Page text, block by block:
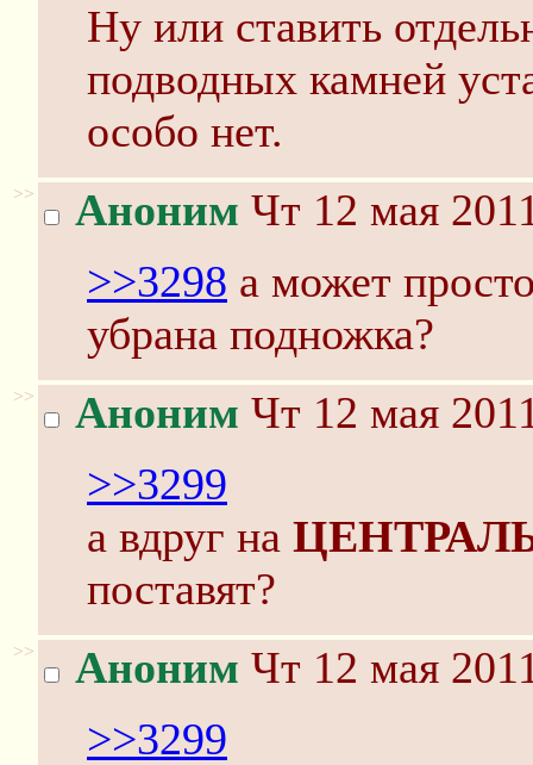
Ну или ставить
подводных камней
особо нет.
>> Аноним Чт 12 мая
>>3298 а может
убрана подножка?
>> Аноним Чт 12 мая
>>3299
а вдруг на
поставят?
>> Аноним Чт 12 мая
>>3299